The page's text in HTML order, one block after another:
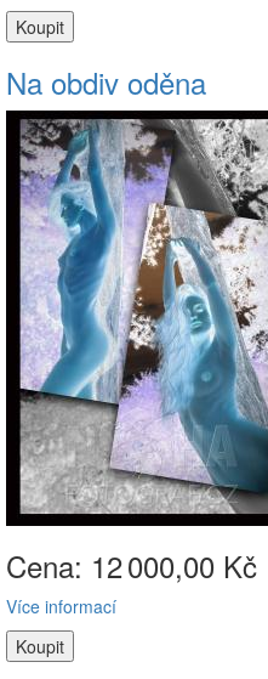
Na obdiv oděna
Cena: 12000,00 Kč
Více informací